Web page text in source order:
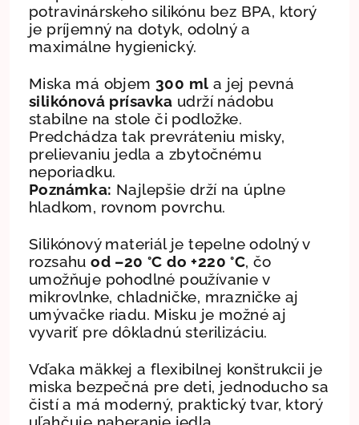
potravinárskeho silikónu bez BPA, ktorý
je príjemný na dotyk, odolný a
maximálne hygienický.
Miska má objem 300 ml a jej pevná
silikónová prísavka udrží nádobu
stabilne na stole či podložke.
Predchádza tak prevráteniu misky,
prelievaniu jedla a zbytočnému
neporiadku.
Poznámka: Najlepšie drží na úplne
hladkom, rovnom povrchu.
Silikónový materiál je tepelne odolný v
rozsahuod –20 °C do +220 °C, čo
umožňuje pohodlné používanie v
mikrovlnke, chladničke, mrazničke aj
umývačke riadu. Misku je možné aj
vyvariť pre dôkladnú sterilizáciu.
Vďaka mäkkej a flexibilnej konštrukcii je
miska bezpečná pre deti, jednoducho sa
čistí a má moderný, praktický tvar, ktorý